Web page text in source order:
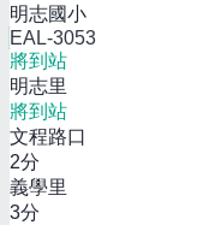
明志國小
EAL-3053
將到站
明志里
將到站
文程路口
2分
義學里
3分